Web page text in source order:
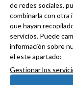
de redes sociales,
combinarla con otra
que hayan
servicios. Puede
información sobre
el este apartado:
Gestionar los